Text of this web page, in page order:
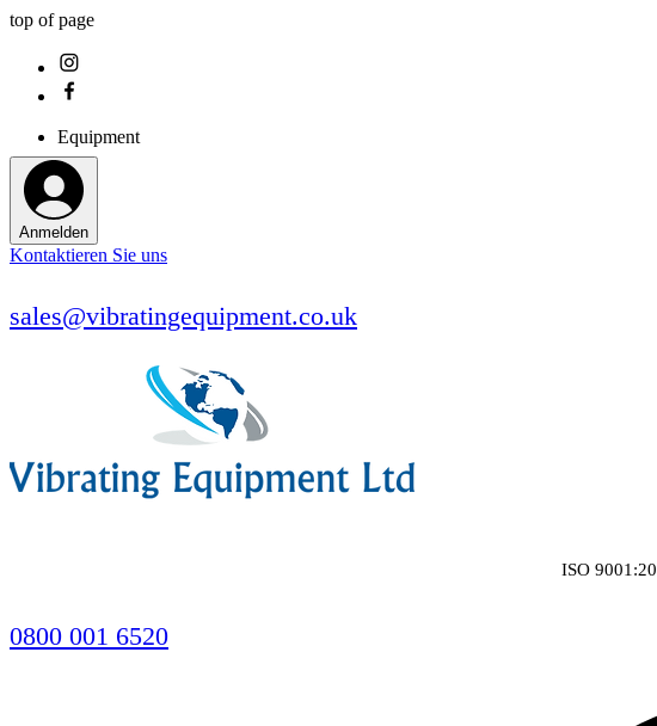
top of page
Equipment
Anmelden
Kontaktieren Sie uns
sales@vibratingequipment.co.uk
ISO
0800 001 6520